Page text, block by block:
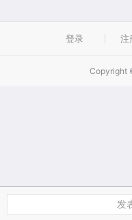
发
登录 注
Copyright